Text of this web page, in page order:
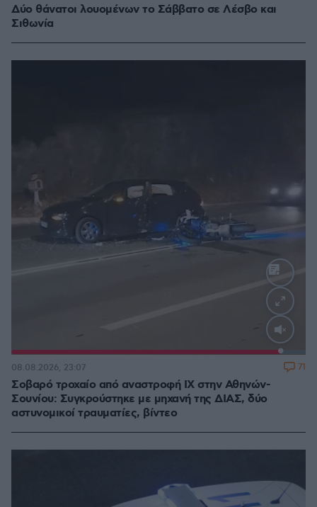
Δύο θάνατοι λουομένων το Σάββατο σε Λέσβο και
Σιθωνία
Loaded:
Σοβαρό τροχαίο από αναστροφή ΙΧ στην Αθηνών-
Σουνίου: Συγκρούστηκε με μηχανή της ΔΙΑΣ, δύο
αστυνομικοί τραυματίες, βίντεο
08.08.2026, 23:07 71